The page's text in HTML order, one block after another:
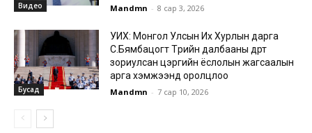
Видео Mandmn - 8 сар 3, 2026
Бусад
УИХ: Монгол Улсын Их Хурлын дарга
С.Бямбацогт Төрийн далбааны өдөрт
зориулсан цэргийн ёслолын жагсаалын
арга хэмжээнд оролцлоо
Mandmn - 7 сар 10, 2026